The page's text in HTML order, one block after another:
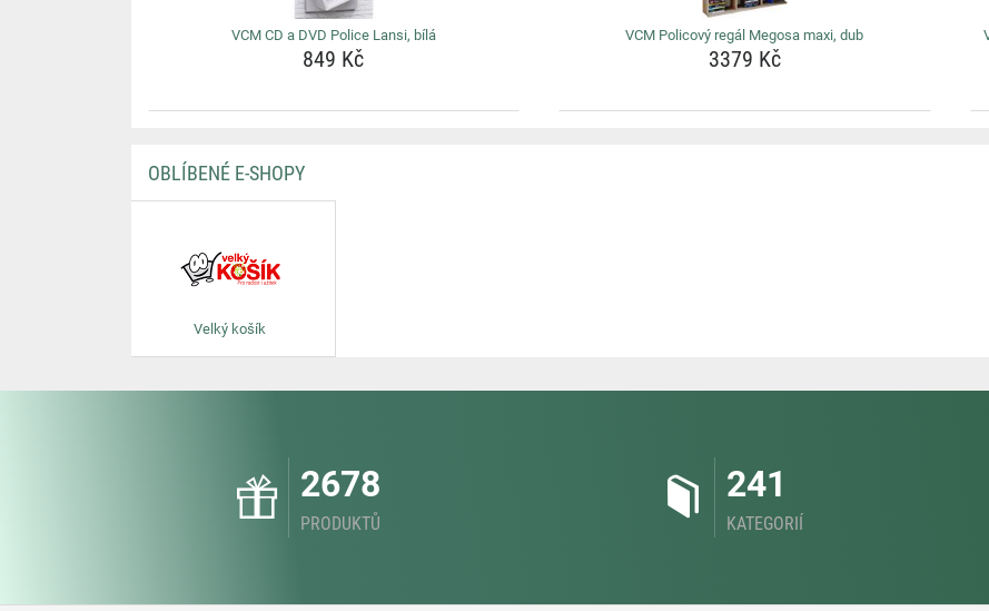
VCM CD a DVD Police Lansi, bílá
849 Kč
VCM Policový regál Megosa maxi, dub
3379 Kč
OBLÍBENÉ E-SHOPY
Velký košík
2678
PRODUKTŮ
241
KATEGORIÍ